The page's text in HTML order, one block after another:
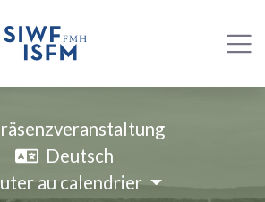
Deutsch
au calendrier